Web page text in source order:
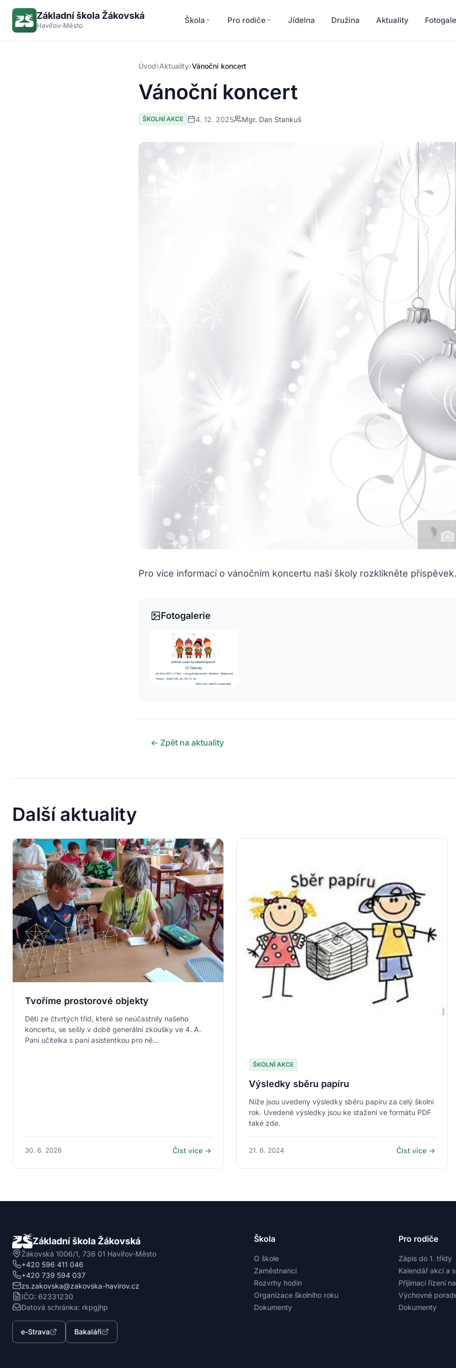
Základní škola Žákovská
Havířov-Město
Škola Pro rodiče Jídelna Družina Aktuality
Úvod›Aktuality›Vánoční koncert
Vánoční koncert
ŠKOLNÍ AKCE 4. 12. 2025 Mgr. Dan Stankuš
Pro více informací o vánočním koncertu naší školy rozklikněte příspěvek.
Fotogalerie
← Zpět na aktuality
Další aktuality
Tvoříme prostorové objekty
Děti ze čtvrtých tříd, které se neúčastnily našeho
koncertu, se sešly v době generální zkoušky ve 4. A.
Paní učitelka s paní asistentkou pro ně...
30. 6. 2026 Číst více →
ŠKOLNÍ AKCE
Výsledky sběru papíru
Níže jsou uvedeny výsledky sběru papíru za celý školní
rok. Uvedené výsledky jsou ke stažení ve formátu PDF
také zde.
21. 6. 2024 Číst více →
Základní škola Žákovská
Žákovská 1006/1, 736 01 Havířov-Město
+420 596 411 046
+420 739 594 037
zs.zakovska@zakovska-havirov.cz
IČO: 62331230
Datová schránka: rkpgjhp
e-Strava Bakaláři
Škola
O škole
Zaměstnanci
Rozvrhy hodin
Organizace školního roku
Dokumenty
Pro rodiče
Zápis do 1. třídy
Kalendář akcí a
Přijímací řízení
Výchovné
Dokumenty